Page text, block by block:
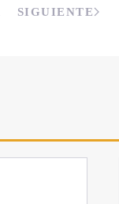
SIGUIENTE